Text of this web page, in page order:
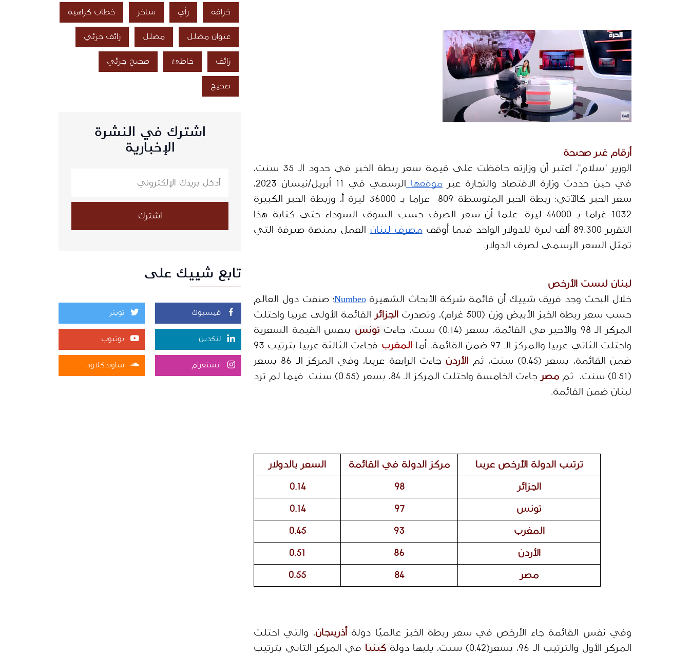
أرقام غير صحيحة
في حين حددت وزارة الاقتصاد والتجارة عبر موقعها
التقرير 89.300 ألف ليرة للدولار الواحد فيما أوقف
مصرف لبنان
تمثل السعر الرسمي لصرف الدولار.
لبنان ليست الأرخص
خلال البحث وجد فريق شييك أن قائمة شركة الأبحاث الشهيرة Numbeo
حسب سعر ربطة الخبز الأبيض وزن (500 غرام)، وتصدرت
الجزائر
المركز الـ 98 والأخير في القائمة، بسعر (0.14) سنت، جاءت
تونس
واحتلت الثاني عربيا والمركز الـ 97 ضمن القائمة، أما
المغرب
ضمن القائمة، بسعر (0.45) سنت، ثم
الأردن
(0.51) سنت،  ثم
مصر
لبنان ضمن القائمة.
ترتيب الدولة الأرخص عربيا مركز الدولة في القائمة السعر بالدولار
الجزائر 98
0.14
تونس 97
0.14
المغرب 93
0.45
الأردن 86
0.51
مصر 84
0.55
وفي نفس القائمة جاء الأرخص في سعر ربطة الخبز عالميًا دولة أذربيجان
المركز الأول والترتيب الـ 96، بسعر(0.42) سنت، يليها دولة
كينيا
خرافة رأي ساخر خطاب كراهية
عنوان مضلل مضلل زائف جزئي
زائف خاطئ صحيح جزئي
صحيح
اشترك في النشرة
الإخبارية
اشترك
تابع شييك على
فيسبوك تويتر
لنكدين يوتيوب
انستغرام ساوندكلاود